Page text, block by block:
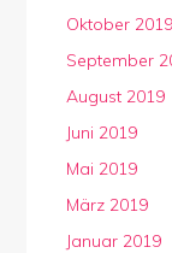
Oktober 2019
September
August 2019
Juni 2019
Mai 2019
März 2019
Januar 2019